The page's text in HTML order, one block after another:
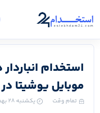
استخدام
موبایل یوشیتا در
تمام وقت یکشنبه ۲۸ بهمن ۱۴۰۳